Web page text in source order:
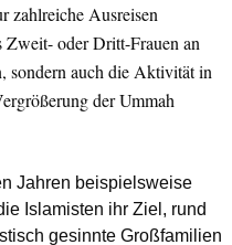
zahlreiche Ausreisen
Zweit- oder Dritt-Frauen an
sondern auch die Aktivität in
der Ummah
Jahren beispielsweise
Islamisten ihr Ziel, rund
gesinnte Großfamilien